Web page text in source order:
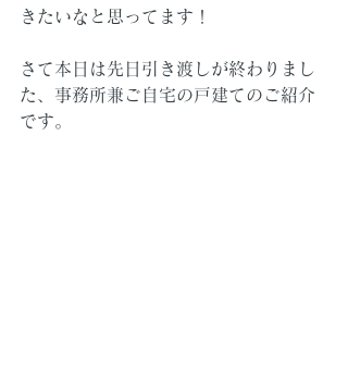
きたいなと思ってます！
さて本日は先日引き渡しが終わりまし
た、事務所兼ご自宅の戸建てのご紹介
です。